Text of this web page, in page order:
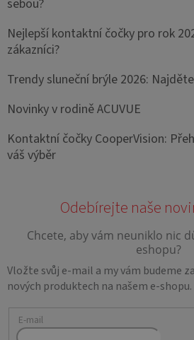
sebou?
Nejlepší kontaktní čočky pro rok
zákazníci?
Trendy sluneční brýle 2026:
Novinky v rodině ACUVUE
Kontaktní čočky CooperVision:
váš výběr
Vložte svůj e-mail a my vám budeme
nových produktech na našem e-shopu.
E-mail